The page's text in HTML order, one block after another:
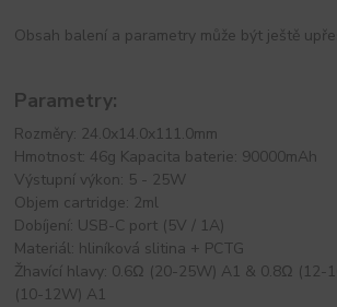
Obsah balení a parametry může být ještě
Parametry:
Rozměry: 24.0x14.0x111.0mm
Hmotnost: 46g Kapacita baterie: 90000mAh
Výstupní výkon: 5 - 25W
Objem cartridge: 2ml
Dobíjení: USB-C port (5V / 1A)
Materiál: hliníková slitina + PCTG
Žhavící hlavy: 0.6Ω (20-25W) A1 & 0.8Ω (12-
(10-12W) A1